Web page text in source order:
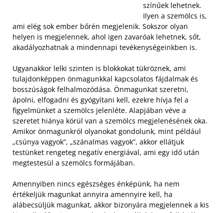
színűek lehetnek.
Ilyen a szemölcs is,
ami elég sok ember bőrén megjelenik. Sokszor olyan
helyen is megjelennek, ahol igen zavaróak lehetnek, sőt,
akadályozhatnak a mindennapi tevékenységeinkben is.
Ugyanakkor lelki szinten is blokkokat tükröznek, ami
tulajdonképpen önmagunkkal kapcsolatos fájdalmak és
bosszúságok felhalmozódása. Önmagunkat szeretni,
ápolni, elfogadni és gyógyítani kell, ezekre hívja fel a
figyelmünket a szemölcs jelenléte. Alapjában véve a
szeretet hiánya körül van a szemölcs megjelenésének oka.
Amikor önmagunkról olyanokat gondolunk, mint például
„csúnya vagyok”, „szánalmas vagyok”, akkor ellátjuk
testünket rengeteg negatív energiával, ami egy idő után
megtestesül a szemölcs formájában.
Amennyiben nincs egészséges énképünk, ha nem
értékeljük magunkat annyira amennyire kell, ha
alábecsüljük magunkat, akkor bizonyára megjelennek a kis